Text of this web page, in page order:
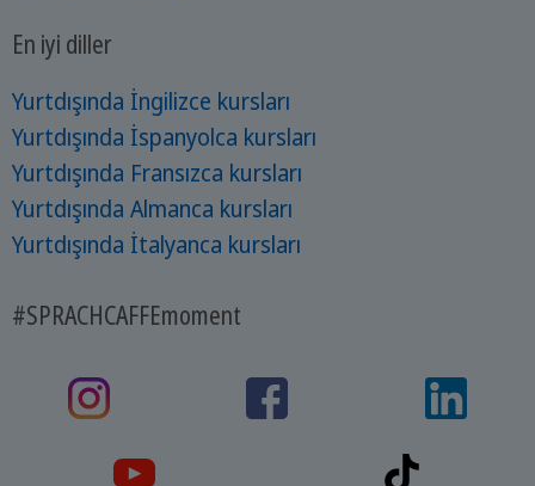
En iyi diller
Yurtdışında İngilizce kursları
Yurtdışında İspanyolca kursları
Yurtdışında Fransızca kursları
Yurtdışında Almanca kursları
Yurtdışında İtalyanca kursları
#SPRACHCAFFEmoment